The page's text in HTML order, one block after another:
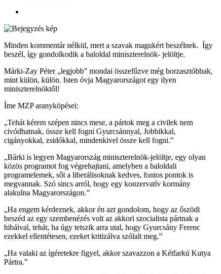
Minden kommentár nélkül, mert a szavak magukért beszélnek. Így
beszél, így gondolkodik a baloldal miniszterelnök- jelöltje.
Márki-Zay Péter „legjobb” mondai összefűzve még borzasztóbbak,
mint külön, külön. Isten óvja Magyarországot egy ilyen
miniszterelnöktől!
Íme MZP aranyköpései:
„Tehát kérem szépen nincs mese, a pártok meg a civilek nem
civódhatnak, össze kell fogni Gyurcsánnyal, Jobbikkal,
cigányokkal, zsidókkal, mindenkivel össze kell fogni.”
„Bárki is legyen Magyarország miniszterelnök-jelöltje, egy olyan
közös programot fog végrehajtani, amelyben a baloldali
programelemek, sőt a liberálisoknak kedves, fontos pontok is
megvannak. Szó sincs arról, hogy egy konzervatív kormány
alakulna Magyarországon.”
„Ha engem kérdeznek, akkor én azt gondolom, hogy az őszödi
beszéd az egy szembenézés volt az akkori szocialista pártnak a
hibáival, tehát, ha úgy tetszik arra utal, hogy Gyurcsány Ferenc
ezekkel ellentétesen, ezeket kritizálva szólalt meg.”
„Ha valaki az ígéretekre figyel, akkor szavazzon a Kétfarkú Kutya
Pártra.”